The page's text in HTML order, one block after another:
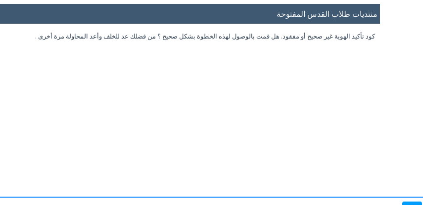
منتديات طلاب القدس المفتوحة
كود تأكيد الهوية غير صحيح أو مفقود. هل قمت بالوصول لهذه الخطوة بشكل صحيح ؟ من فضلك عد للخلف وأعد المحاولة مرة أخرى .